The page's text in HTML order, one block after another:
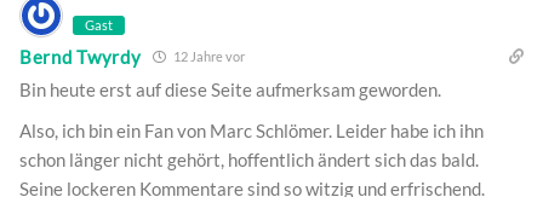
Gast
Bernd Twyrdy 12 Jahre vor
Bin heute erst auf diese Seite aufmerksam geworden.
Also, ich bin ein Fan von Marc Schlömer. Leider habe ich ihn
schon länger nicht gehört, hoffentlich ändert sich das bald.
Seine lockeren Kommentare sind so witzig und erfrischend.